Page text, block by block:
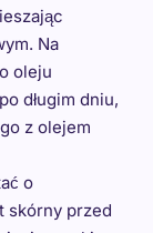
Na
oleju
długim dniu,
z olejem
o
skórny przed